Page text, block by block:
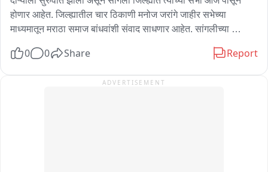
होणार आहेत. जिल्ह्यातील चार ठिकाणी मनोज जरांगे जाहीर सभेच्या
माध्यमातून मराठा समाज बांधवांशी संवाद साधणार आहेत. सांगलीच्या
सायंकाळी आटपाडी येथे त्यांचे आगमन होणार असून सांगली जिल्ह्यातील दोन
0 0 Share Report
ADVERTISEMENT